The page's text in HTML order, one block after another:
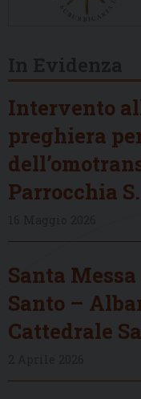
Intervento
preghiera
Parrocchia
Santa
Santo –
Cattedrale